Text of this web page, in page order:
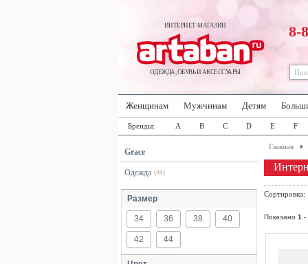
ИНТЕРНЕТ-МАГАЗИН
ОДЕЖДА, ОБУВЬ И АКСЕССУАРЫ
8-
Женщинам Мужчинам Детям
Бренды: A B C D E F
Grace
Одежда (49)
Размер
34 36 38 40
42 44
Главная
Показано 1 -